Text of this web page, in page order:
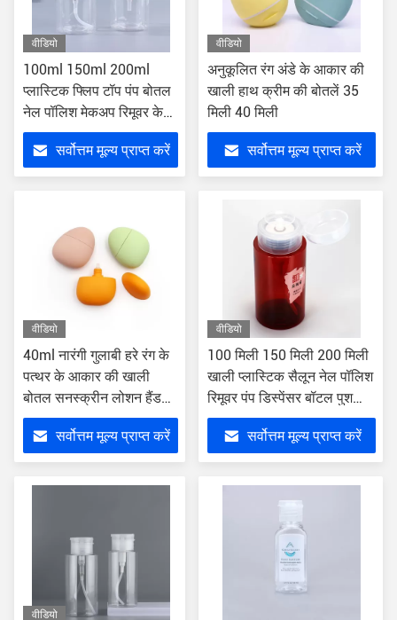
वीडियो
100ml 150ml 200ml
प्लास्टिक फ्लिप टॉप पंप बोतल
नेल पॉलिश मेकअप रिमूवर के
लिए
सर्वोत्तम मूल्य प्राप्त करें
वीडियो
अनुकूलित रंग अंडे के आकार की
खाली हाथ क्रीम की बोतलें 35
मिली 40 मिली
सर्वोत्तम मूल्य प्राप्त करें
वीडियो
40ml नारंगी गुलाबी हरे रंग के
पत्थर के आकार की खाली
बोतल सनस्क्रीन लोशन हैंड
क्रीम के लिए
सर्वोत्तम मूल्य प्राप्त करें
वीडियो
100 मिली 150 मिली 200 मिली
खाली प्लास्टिक सैलून नेल पॉलिश
रिमूवर पंप डिस्पेंसर बॉटल पुश
डाउन
सर्वोत्तम मूल्य प्राप्त करें
वीडियो